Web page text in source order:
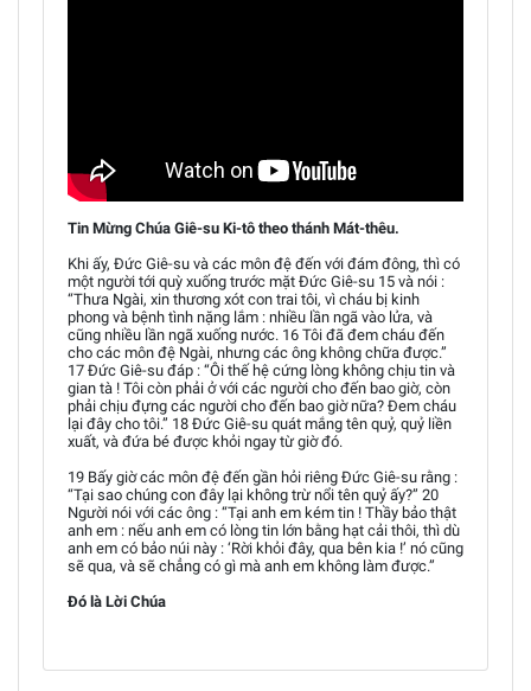
Tin Mừng Chúa Giê-su Ki-tô theo thánh Mát-thêu.
Khi ấy, Đức Giê-su và các môn đệ đến với đám đông, thì có
một người tới quỳ xuống trước mặt Đức Giê-su 15 và nói :
“Thưa Ngài, xin thương xót con trai tôi, vì cháu bị kinh
phong và bệnh tình nặng lắm : nhiều lần ngã vào lửa, và
cũng nhiều lần ngã xuống nước. 16 Tôi đã đem cháu đến
cho các môn đệ Ngài, nhưng các ông không chữa được.”
17 Đức Giê-su đáp : “Ôi thế hệ cứng lòng không chịu tin và
gian tà ! Tôi còn phải ở với các người cho đến bao giờ, còn
phải chịu đựng các người cho đến bao giờ nữa? Đem cháu
lại đây cho tôi.” 18 Đức Giê-su quát mắng tên quỷ, quỷ liền
xuất, và đứa bé được khỏi ngay từ giờ đó.
19 Bấy giờ các môn đệ đến gần hỏi riêng Đức Giê-su rằng :
“Tại sao chúng con đây lại không trừ nổi tên quỷ ấy?” 20
Người nói với các ông : “Tại anh em kém tin ! Thầy bảo thật
anh em : nếu anh em có lòng tin lớn bằng hạt cải thôi, thì dù
anh em có bảo núi này : ‘Rời khỏi đây, qua bên kia !’ nó cũng
sẽ qua, và sẽ chẳng có gì mà anh em không làm được.”
Đó là Lời Chúa